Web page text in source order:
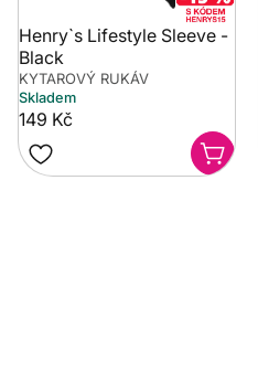
Henry`s Lifestyle Sleeve -
Black
KYTAROVÝ RUKÁV
Skladem
149 Kč